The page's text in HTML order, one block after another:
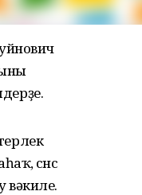
өсөнсө